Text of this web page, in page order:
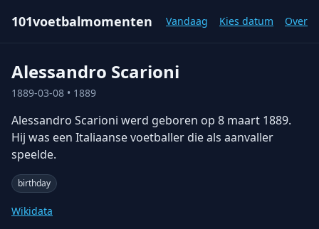
101voetbalmomenten Vandaag Kies datum Over
Alessandro Scarioni
1889-03-08 • 1889
Alessandro Scarioni werd geboren op 8 maart 1889.
Hij was een Italiaanse voetballer die als aanvaller
speelde.
birthday
Wikidata